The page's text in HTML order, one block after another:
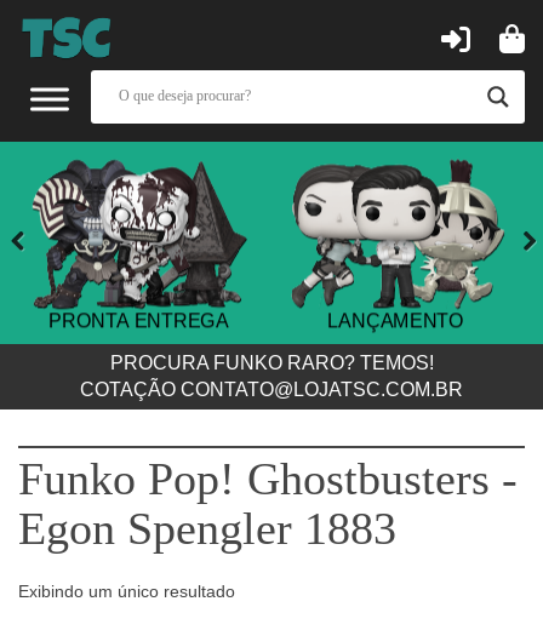
PRONTA ENTREGA LANÇAMENTO
PROCURA FUNKO RARO? TEMOS!
COTAÇÃO CONTATO@LOJATSC.COM.BR
Funko Pop! Ghostbusters -
Egon Spengler 1883
Exibindo um único resultado